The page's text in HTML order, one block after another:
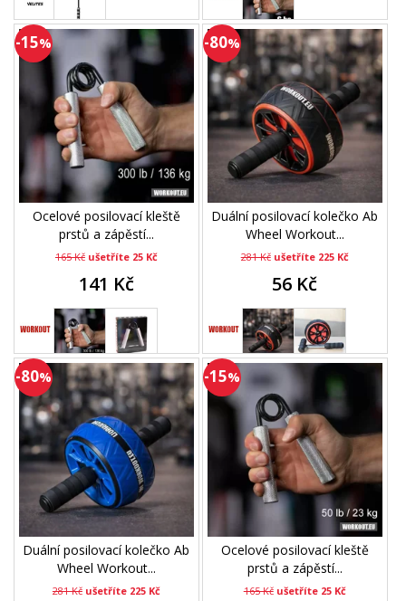
-15%
Ocelové posilovací kleště
prstů a zápěstí...
165 Kč ušetříte 25 Kč
141 Kč
-80%
Duální posilovací kolečko Ab
Wheel Workout...
281 Kč ušetříte 225 Kč
56 Kč
-80%
Duální posilovací kolečko Ab
Wheel Workout...
281 Kč ušetříte 225 Kč
-15%
Ocelové posilovací kleště
prstů a zápěstí...
165 Kč ušetříte 25 Kč